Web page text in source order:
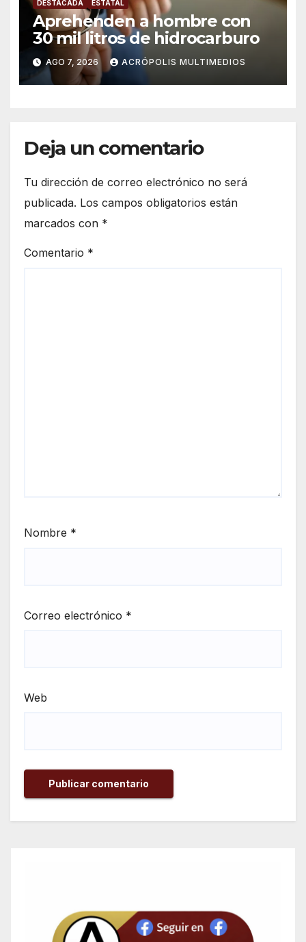
DESTACADA ESTATAL
Aprehenden a hombre con
30 mil litros de hidrocarburo
AGO 7, 2026 ACRÓPOLIS MULTIMEDIOS
Deja un comentario
Tu dirección de correo electrónico no será
publicada. Los campos obligatorios están
marcados con *
Comentario *
Nombre *
Correo electrónico *
Web